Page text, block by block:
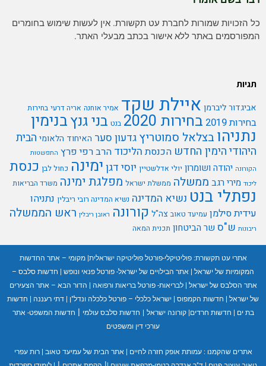
כל הזכויות שמורות לחברת עט תקשורת. אין לעשות שימוש בחומרים
המפורסמים באתר ללא אישור בכתב מבעלי האתר.
תגיות
אביגדור ליברמן איילת שקד אמיר אוחנה אריה דרעי בחירות
בחירות 2019 בחירות 2020 בנט בני גנץבנימין
נתניהובצלאל סמוטריץ גדעון סער האיחוד הלאומי הבית
היהודיהימין החדש הכנסת הליכוד הרב רפי פרץ התפשטות
הקורונה יהודה ושומרון יולי אדלשטיין יוסי דגן ימינה כחול לבן כנסת
ליכוד מירי רגב ממשלה ממשלת ישראל מפלגת ימינה משרד הבריאות
נפתלי בנט נשיא המדינה נשיא המדינה רובי ריבלין נתניהו
עידית סילמן עמיעד טאוב צה"ל קורונה ראובן ריבלין ראש הממשלה
ריבונות ש"ס שר הביטחון תכנית המאה
אתרי עט תקשורת:פוליטיקלי-פורטל פוליטיקה ישראלית|מקומי – אתר החדשות
המקומיות של ישראל | אתר הבילויים של ישראל- פורטל פנאי ונופש | חדשות סלבס –
אתר הסלבס של ישראל |לבריאות- פורטל בריאות ורפואה | הדור הבא – אתר הצעירים
של ישראל | חדשות הקמפוס | ישראל כלכלי – פורטל כלכלה ונדל"ן | דתי רעננה | חדשות
בת ים | חדשות חרדים|קורונה ישראל | חדשות סלבס עולמי | חדשות המשפט- אתר
עורכי דין ומשפטים
אתרים שהקמנו :עמותת אופק חזרה לחיים | אתר הבית של עמיעד טאוב |רות עפרי